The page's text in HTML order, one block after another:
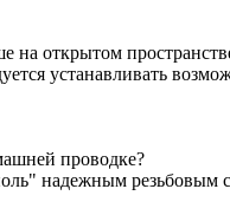
на открытом
устанавливать
проводке?
надежным